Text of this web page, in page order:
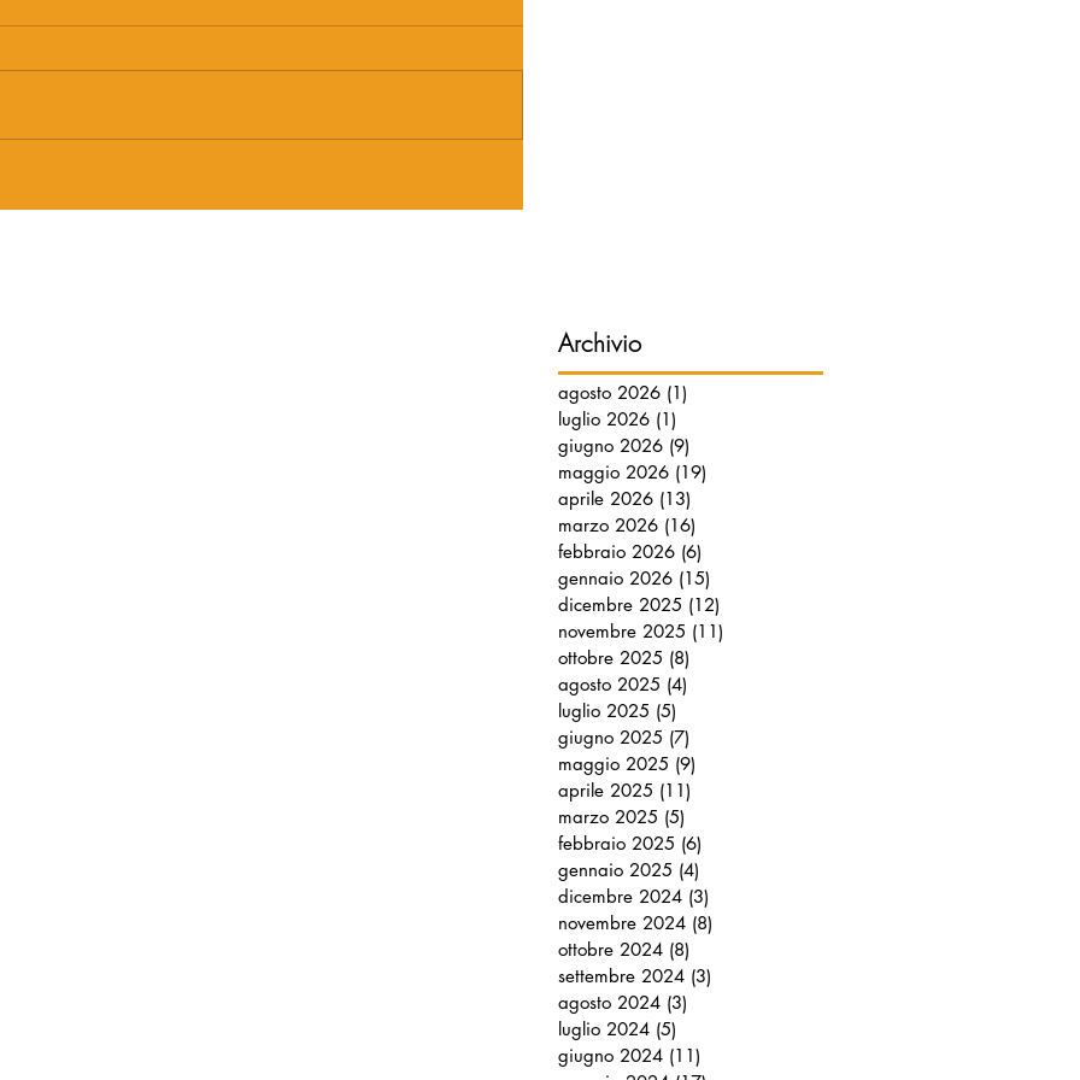
Archivio
agosto 2026 (1)
luglio 2026 (1)
giugno 2026 (9)
maggio 2026 (19)
aprile 2026 (13)
marzo 2026 (16)
febbraio 2026 (6)
gennaio 2026 (15)
dicembre 2025 (12)
novembre 2025 (11)
ottobre 2025 (8)
agosto 2025 (4)
luglio 2025 (5)
giugno 2025 (7)
maggio 2025 (9)
aprile 2025 (11)
marzo 2025 (5)
febbraio 2025 (6)
gennaio 2025 (4)
dicembre 2024 (3)
novembre 2024 (8)
ottobre 2024 (8)
settembre 2024 (3)
agosto 2024 (3)
luglio 2024 (5)
giugno 2024 (11)